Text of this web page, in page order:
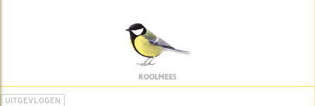
KOOLMEES
UITGEVLOGEN